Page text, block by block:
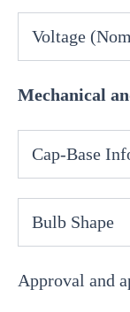
Voltage
Mechanical
Cap-Base
Bulb Shape
Approval and